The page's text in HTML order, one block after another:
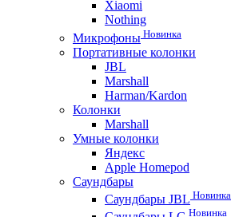
Xiaomi
Nothing
Микрофоны Новинка
Портативные колонки
JBL
Marshall
Harman/Kardon
Колонки
Marshall
Умные колонки
Яндекс
Apple Homepod
Саундбары
Саундбары JBL Новинка
Новинка